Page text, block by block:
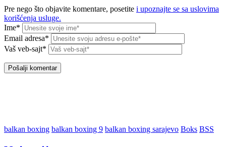
Pre nego što objavite komentare, posetite i upoznajte se sa uslovima
korišćenja usluge.
Ime*
Email adresa*
Vaš veb-sajt*
balkan boxing balkan boxing 9 balkan boxing sarajevo Boks BSS